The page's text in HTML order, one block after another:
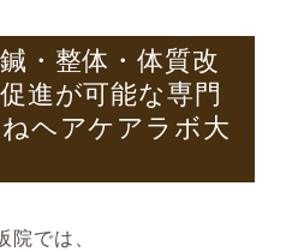
・整体・体質改
進が可能な専門
ヘアケアラボ大
では、